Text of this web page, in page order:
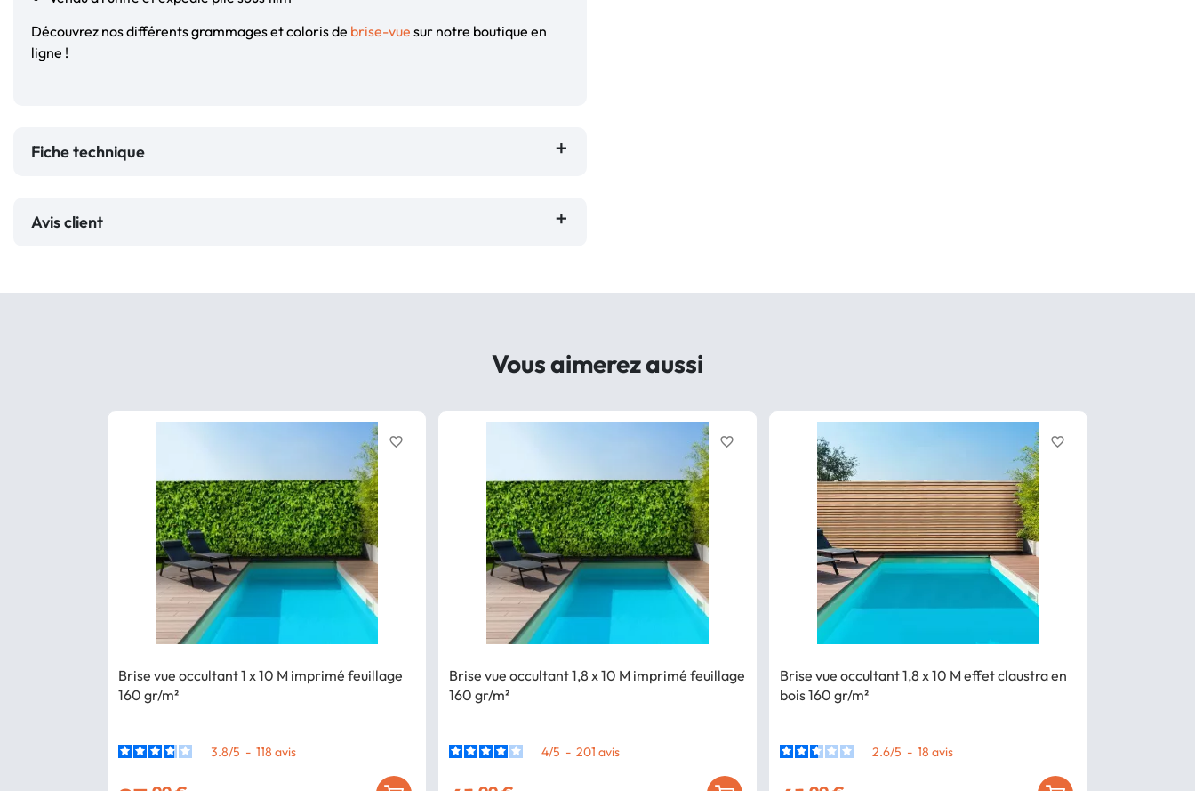
Découvrez nos différents grammages et coloris de brise-vue sur notre boutique en
ligne !
Fiche technique
Avis client
Vous aimerez aussi
Brise vue occultant 1 x 10 M imprimé feuillage
160 gr/m²
3.8/5 - 118 avis
favorite_border
Brise vue occultant 1,8 x 10 M imprimé feuillage
160 gr/m²
4/5 - 201 avis
favorite_border
Brise vue occultant 1,8 x 10 M effet claustra en
bois 160 gr/m²
2.6/5 - 18 avis
favorite_border